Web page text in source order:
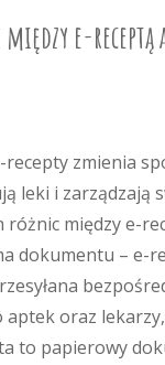
e-
zmienia
leki i zarządzają
różnic między e-
dokumentu – e-
oraz
to papierowy